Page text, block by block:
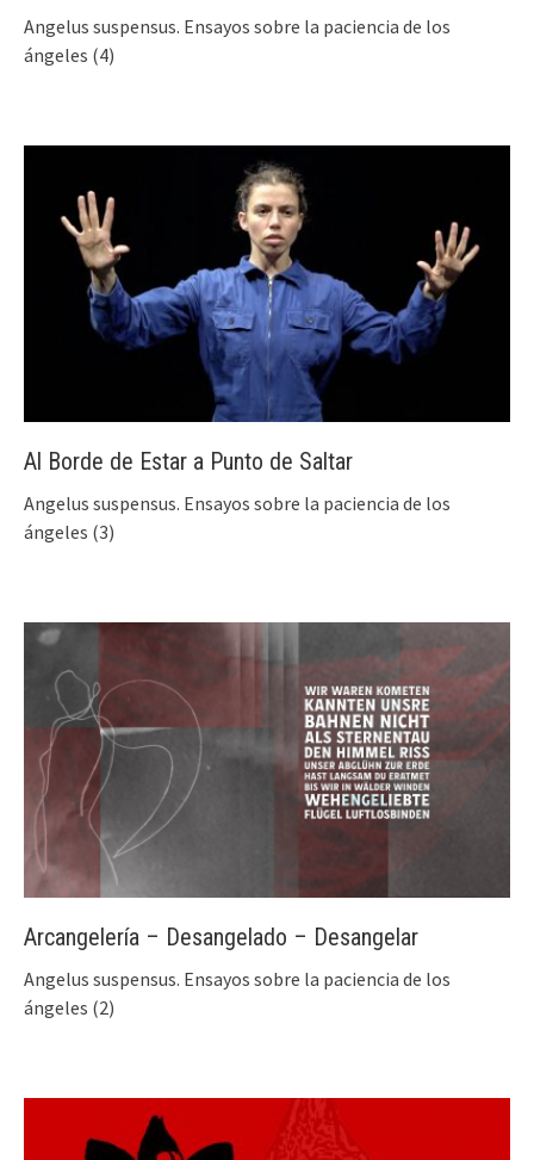
Angelus suspensus. Ensayos sobre la paciencia de los
ángeles (4)
Al Borde de Estar a Punto de Saltar
Angelus suspensus. Ensayos sobre la paciencia de los
ángeles (3)
Arcangelería – Desangelado – Desangelar
Angelus suspensus. Ensayos sobre la paciencia de los
ángeles (2)